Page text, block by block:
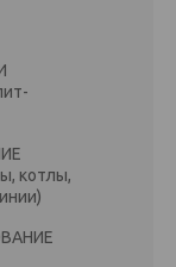
котлы,